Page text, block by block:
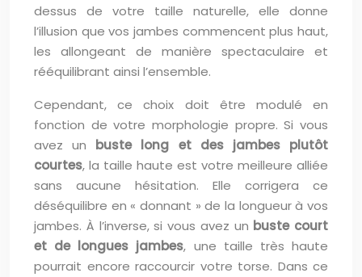
dessus de votre taille naturelle, elle donne
l’illusion que vos jambes commencent plus haut,
les allongeant de manière spectaculaire et
rééquilibrant ainsi l’ensemble.
Cependant, ce choix doit être modulé en
fonction de votre morphologie propre. Si vous
avez un buste long et des jambes plutôt
courtes, la taille haute est votre meilleure alliée
sans aucune hésitation. Elle corrigera ce
déséquilibre en « donnant » de la longueur à vos
jambes. À l’inverse, si vous avez un buste court
et de longues jambes, une taille très haute
pourrait encore raccourcir votre torse. Dans ce